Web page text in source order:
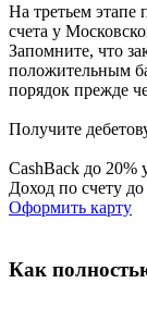
На третьем этапе
счета у
Запомните, что
положительным
порядок прежде
Получите
CashBack до 20%
Доход по счету
Оформить карту
Как